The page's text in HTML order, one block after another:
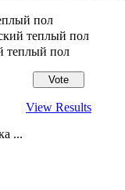
пол
теплый пол
теплый пол
View Results
...